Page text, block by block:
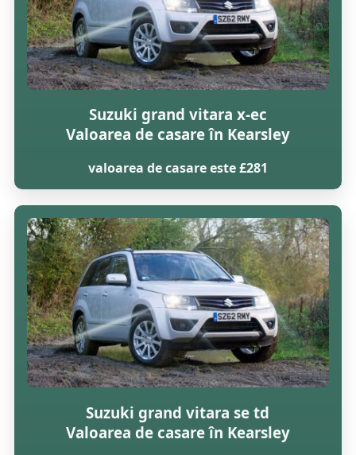
Suzuki grand vitara x-ec
Valoarea de casare în Kearsley
valoarea de casare este £281
Suzuki grand vitara se td
Valoarea de casare în Kearsley